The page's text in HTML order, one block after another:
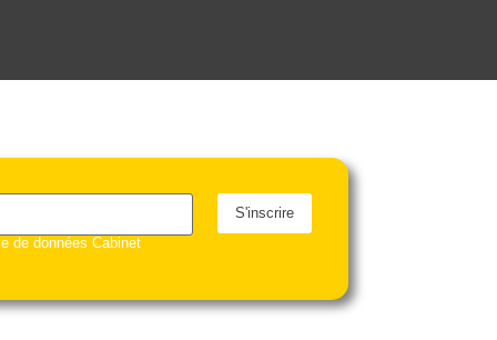
de données Cabinet
S'inscrire